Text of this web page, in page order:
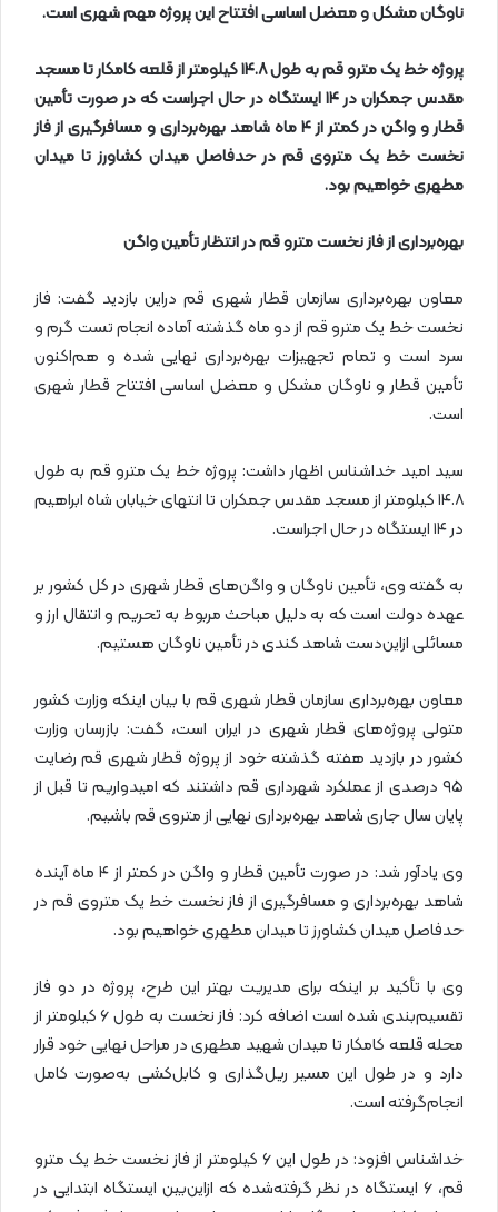
ناوگان مشکل و معضل اساسی افتتاح این پروژه مهم شهری است.
پروژه خط یک مترو قم به طول۱۴.۸کیلومتر از قلعه کامکار تا مسجد
مقدس جمکران در۱۴ایستگاه در حال اجراست که در صورت تأمین
قطار و واگن در کمتر از۴ماه شاهد بهره‌برداری و مسافرگیری از فاز
نخست خط یک متروی قم در حدفاصل میدان کشاورز تا میدان
مطهری خواهیم بود.
بهره‌برداری از فاز نخست مترو قم در انتظار تأمین واگن
معاون بهره‌برداری سازمان قطار شهری قم دراین بازدید گفت: فاز
نخست خط یک مترو قم از دو ماه گذشته آماده انجام تست گرم و
سرد است و تمام تجهیزات بهره‌برداری نهایی شده و هم‌اکنون
تأمین قطار و ناوگان مشکل و معضل اساسی افتتاح قطار شهری
است.
سید امید خداشناس اظهار داشت: پروژه خط یک مترو قم به طول
۱۴.۸ کیلومتر از مسجد مقدس جمکران تا انتهای خیابان شاه ابراهیم
در ۱۴ ایستگاه در حال اجراست.
به گفته وی، تأمین ناوگان و واگن‌های قطار شهری در کل کشور بر
عهده دولت است که به دلیل مباحث مربوط به تحریم و انتقال ارز و
مسائلی ازاین‌دست شاهد کندی در تأمین ناوگان هستیم.
معاون بهره‌برداری سازمان قطار شهری قم با بیان اینکه وزارت کشور
متولی پروژه‌های قطار شهری در ایران است، گفت: بازرسان وزارت
کشور در بازدید هفته گذشته خود از پروژه قطار شهری قم رضایت
۹۵ درصدی از عملکرد شهرداری قم داشتند که امیدواریم تا قبل از
پایان سال جاری شاهد بهره‌برداری نهایی از متروی قم باشیم.
وی یادآور شد: در صورت تأمین قطار و واگن در کمتر از ۴ ماه آینده
شاهد بهره‌برداری و مسافرگیری از فاز نخست خط یک متروی قم در
حدفاصل میدان کشاورز تا میدان مطهری خواهیم بود.
وی با تأکید بر اینکه برای مدیریت بهتر این طرح، پروژه در دو فاز
تقسیم‌بندی شده است اضافه کرد: فاز نخست به طول ۶ کیلومتر از
محله قلعه کامکار تا میدان شهید مطهری در مراحل نهایی خود قرار
دارد و در طول این مسیر ریل‌گذاری و کابل‌کشی به‌صورت کامل
انجام‌گرفته است.
خداشناس افزود: در طول این ۶ کیلومتر از فاز نخست خط یک مترو
قم، ۶ ایستگاه در نظر گرفته‌شده که ازاین‌بین ایستگاه ابتدایی در